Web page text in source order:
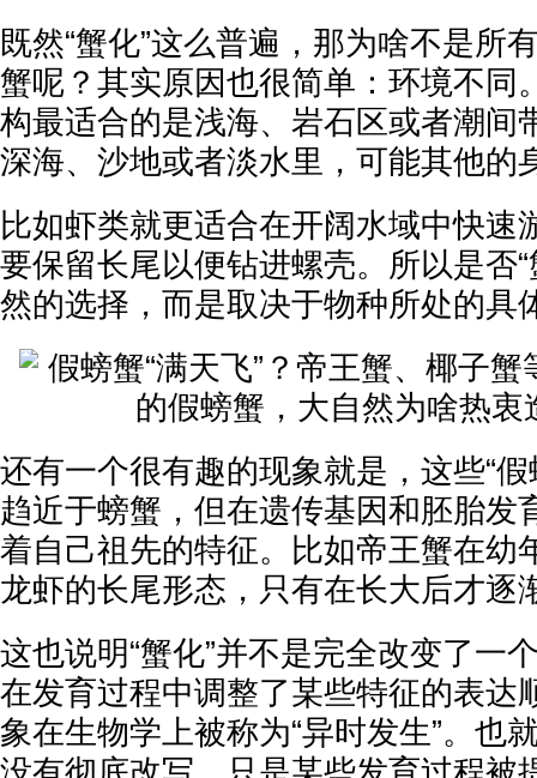
既然“蟹化”这么普遍，那为啥不是所
蟹呢？其实原因也很简单：环境不同
构最适合的是浅海、岩石区或者潮间
深海、沙地或者淡水里，可能其他的
比如虾类就更适合在开阔水域中快速
要保留长尾以便钻进螺壳。所以是否
然的选择，而是取决于物种所处的具
还有一个很有趣的现象就是，这些“
趋近于螃蟹，但在遗传基因和胚胎发
着自己祖先的特征。比如帝王蟹在幼
龙虾的长尾形态，只有在长大后才逐
这也说明“蟹化”并不是完全改变了一
在发育过程中调整了某些特征的表达
象在生物学上被称为“异时发生”。也